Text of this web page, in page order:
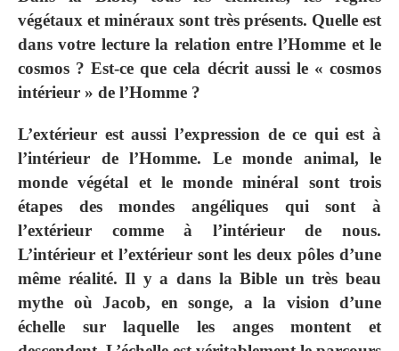
végétaux et minéraux sont très présents. Quelle est
dans votre lecture la relation entre l’Homme et le
cosmos ? Est-ce que cela décrit aussi le « cosmos
intérieur » de l’Homme ?
L’extérieur est aussi l’expression de ce qui est à
l’intérieur de l’Homme. Le monde animal, le
monde végétal et le monde minéral sont trois
étapes des mondes angéliques qui sont à
l’extérieur comme à l’intérieur de nous.
L’intérieur et l’extérieur sont les deux pôles d’une
même réalité. Il y a dans la Bible un très beau
mythe où Jacob, en songe, a la vision d’une
échelle sur laquelle les anges montent et